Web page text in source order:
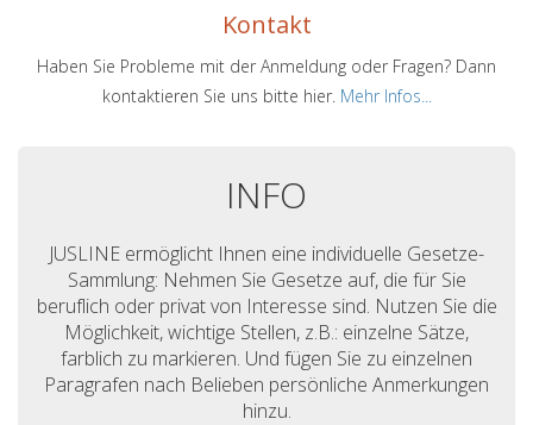
Kontakt
Haben Sie Probleme mit der Anmeldung oder Fragen? Dann
kontaktieren Sie uns bitte hier. Mehr Infos...
INFO
JUSLINE ermöglicht Ihnen eine individuelle Gesetze-
Sammlung: Nehmen Sie Gesetze auf, die für Sie
beruflich oder privat von Interesse sind. Nutzen Sie die
Möglichkeit, wichtige Stellen, z.B.: einzelne Sätze,
farblich zu markieren. Und fügen Sie zu einzelnen
Paragrafen nach Belieben persönliche Anmerkungen
hinzu.